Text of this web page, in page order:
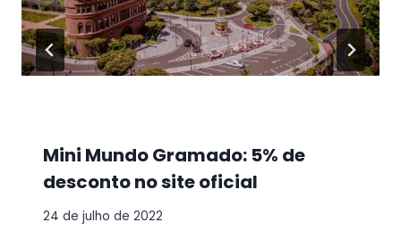
Mini Mundo Gramado: 5% de
desconto no site oficial
24 de julho de 2022